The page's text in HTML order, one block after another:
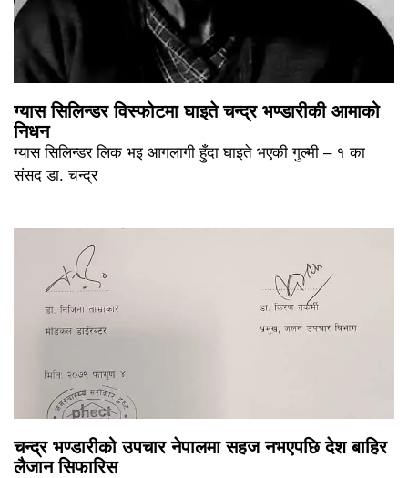
ग्यास सिलिन्डर विस्फोटमा घाइते चन्द्र भण्डारीकी आमाको
निधन
ग्यास सिलिन्डर लिक भइ आगलागी हुँदा घाइते भएकी गुल्मी – १ का
संसद डा. चन्द्र
चन्द्र भण्डारीको उपचार नेपालमा सहज नभएपछि देश बाहिर
लैजान सिफारिस